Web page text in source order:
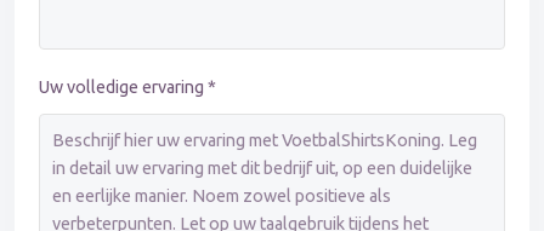
Uw volledige ervaring *